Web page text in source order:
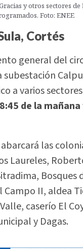
y otros sectores
Foto: ENEE
Cortés
general del
a varios
8:45 de la
las
Laureles,
Bosques
Campo II, aldea
caserío El
y Dagas.